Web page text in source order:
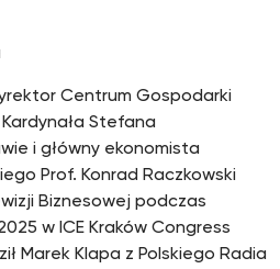
Centrum Gospodarki
Stefana
i główny ekonomista
Prof. Konrad Raczkowski
Biznesowej podczas
w ICE Kraków Congress
Marek Klapa z Polskiego Radia